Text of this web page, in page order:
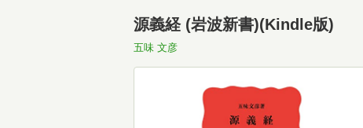
源義経 (岩波新書)(Kindle版)
五味 文彦